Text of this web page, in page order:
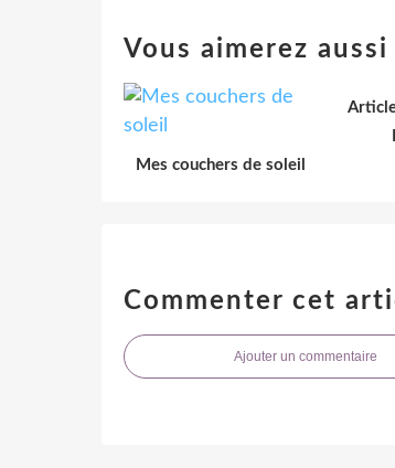
Vous aimerez aussi
Mes couchers de soleil
Commenter cet
Ajouter un commentaire